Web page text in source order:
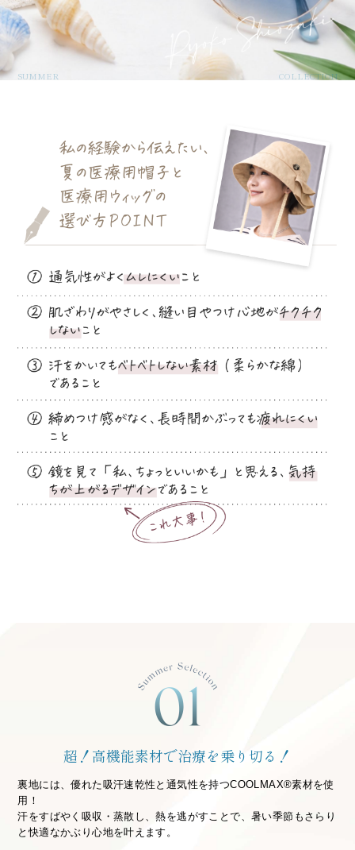
超！高機能素材で治療を乗り切る！
裏地には、優れた吸汗速乾性と通気性を持つCOOLMAX®素材を使
用！
汗をすばやく吸収・蒸散し、熱を逃がすことで、暑い季節もさらり
と快適なかぶり心地を叶えます。